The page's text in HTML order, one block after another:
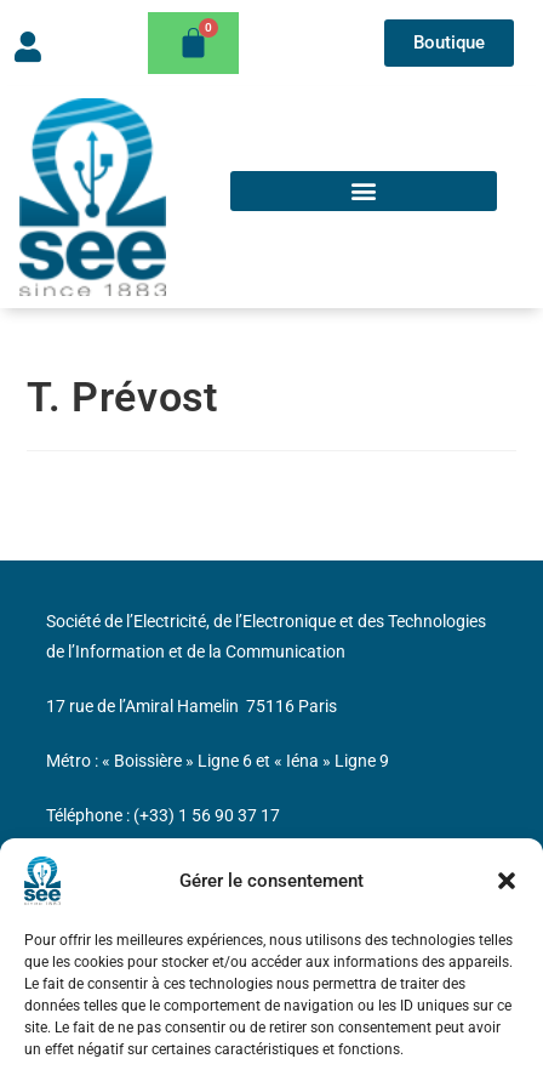
Gérer le consentement
Pour offrir les meilleures expériences, nous utilisons des technologies telles
que les cookies pour stocker et/ou accéder aux informations des appareils.
Le fait de consentir à ces technologies nous permettra de traiter des
données telles que le comportement de navigation ou les ID uniques sur ce
site. Le fait de ne pas consentir ou de retirer son consentement peut avoir
un effet négatif sur certaines caractéristiques et fonctions.
Boutique
T. Prévost
Bicentenaire des découvertes d’André-
Marie Ampère
Mentions légales
Société de l’Electricité, de l’Electronique et des Technologies
de l’Information et de la Communication
17 rue de l’Amiral Hamelin 75116 Paris
Métro : « Boissière » Ligne 6 et « Iéna » Ligne 9
Téléphone : (+33) 1 56 90 37 17
N° de SIREN : 785 393 232, Code APE : 9412Z TVA intra-
communautaire : FR44 785 393 232